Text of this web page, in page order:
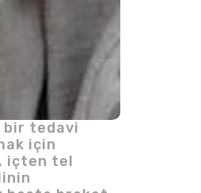
bir tedavi
için
içten tel